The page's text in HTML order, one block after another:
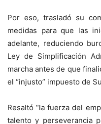
Por eso, trasladó su
medidas para que las
adelante, reduciendo
Ley de Simplificación
marcha antes de que
el “injusto” impuesto de
Resaltó “la fuerza del
talento y perseverancia